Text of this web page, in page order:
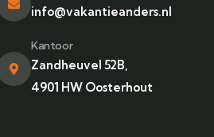
info@vakantieanders.nl
Kantoor
Zandheuvel 52B,
4901 HW Oosterhout